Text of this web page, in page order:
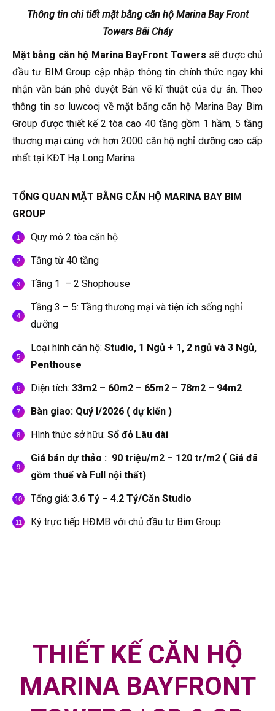
Thông tin chi tiết mặt bằng căn hộ Marina Bay Front
Towers Bãi Cháy
Mặt bằng căn hộ Marina BayFront Towers sẽ được chủ
đầu tư BIM Group cập nhập thông tin chính thức ngay khi
nhận văn bản phê duyệt Bản vẽ kĩ thuật của dự án. Theo
thông tin sơ luwcocj về mặt băng căn hộ Marina Bay Bim
Group được thiết kế 2 tòa cao 40 tầng gồm 1 hầm, 5 tầng
thương mại cùng với hơn 2000 căn hộ nghỉ dưỡng cao cấp
nhất tại KĐT Hạ Long Marina.
TỔNG QUAN MẶT BẰNG CĂN HỘ MARINA BAY BIM
GROUP
Quy mô 2 tòa căn hộ
Tầng từ 40 tầng
Tầng 1 – 2 Shophouse
Tầng 3 – 5: Tầng thương mại và tiện ích sống nghỉ
dưỡng
Loại hình căn hộ: Studio, 1 Ngủ + 1, 2 ngủ và 3 Ngủ,
Penthouse
Diện tích: 33m2 – 60m2 – 65m2 – 78m2 – 94m2
Bàn giao: Quý I/2026 ( dự kiến )
Hình thức sở hữu: Sổ đỏ Lâu dài
Giá bán dự thảo : 90 triệu/m2 – 120 tr/m2 ( Giá đã
gồm thuế và Full nội thất)
Tổng giá: 3.6 Tỷ – 4.2 Tỷ/Căn Studio
Ký trực tiếp HĐMB với chủ đầu tư Bim Group
THIẾT KẾ CĂN HỘ
MARINA BAYFRONT